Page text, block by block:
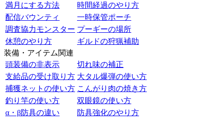
満月にする方法
時間経過のやり方
配信バウンティ
一時保管ポーチ
調査協力モンスター プーギーの場所
休憩のやり方
ギルドの狩猟補助
装備・アイテム関連
頭装備の非表示
切れ味の補正
支給品の受け取り方 大タル爆弾の使い方
捕獲ネットの使い方 こんがり肉の焼き方
釣り竿の使い方
双眼鏡の使い方
α・β防具の違い
防具強化のやり方